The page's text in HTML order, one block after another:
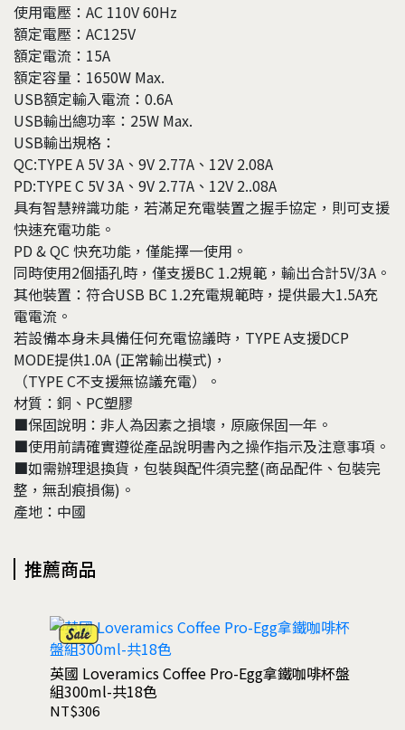
使用電壓：AC 110V 60Hz
額定電壓：AC125V
額定電流：15A
額定容量：1650W Max.
USB額定輸入電流：0.6A
USB輸出總功率：25W Max.
USB輸出規格：
QC:TYPE A 5V 3A、9V 2.77A、12V 2.08A
PD:TYPE C 5V 3A、9V 2.77A、12V 2..08A
具有智慧辨識功能，若滿足充電裝置之握手協定，則可支援
快速充電功能。
PD & QC 快充功能，僅能擇一使用。
同時使用2個插孔時，僅支援BC 1.2規範，輸出合計5V/3A。
其他裝置：符合USB BC 1.2充電規範時，提供最大1.5A充
電電流。
若設備本身未具備任何充電協議時，TYPE A支援DCP
MODE提供1.0A (正常輸出模式)，
（TYPE C不支援無協議充電）。
材質：銅、PC塑膠
■保固說明：非人為因素之損壞，原廠保固一年。
■使用前請確實遵從產品說明書內之操作指示及注意事項。
■如需辦理退換貨，包裝與配件須完整(商品配件、包裝完
整，無刮痕損傷)。
產地：中國
推薦商品
英國 Loveramics Coffee Pro-Egg拿鐵咖啡杯盤
組300ml-共18色
NT$306